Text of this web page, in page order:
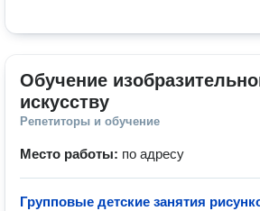
Обучение
искусству
Репетиторы и обучение
Место работы: по адресу
Групповые детские занятия